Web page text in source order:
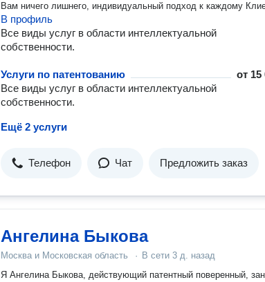
Вам ничего лишнего, индивидуальный подход к каждому
В профиль
Все виды услуг в области интеллектуальной
собственности.
Услуги по патентованию от 15
Все виды услуг в области интеллектуальной
собственности.
Ещё 2 услуги
Телефон Чат Предложить заказ
Ангелина Быкова
Москва и Московская область · В сети 3 д. назад
Я Ангелина Быкова, действующий патентный поверенный,